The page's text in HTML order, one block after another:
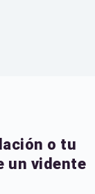
o tu
un vidente